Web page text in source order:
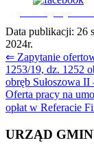
Data publikacji: 26
2024r.
Nawigacja
wpisu
⇐ Zapytanie
1253/19, dz. 1252
obręb Sułoszowa
Oferta pracy na
opłat w Referacie
URZĄD